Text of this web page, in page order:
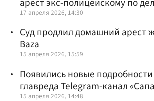
арест экс-полицейскому по
17 апреля 2026, 14:30
Суд продлил домашний арест
Baza
15 апреля 2026, 15:59
Появились новые подробности
главреда Telegram-канал
15 апреля 2026, 14:48